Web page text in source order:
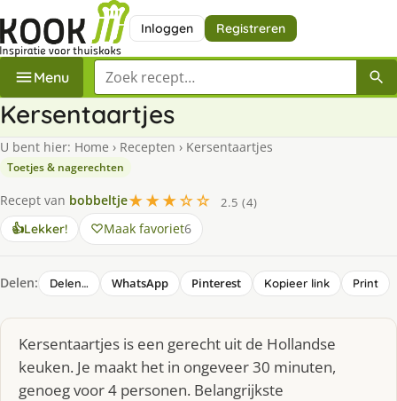
Inloggen Registreren
Menu Zoek een recept
Kersentaartjes
U bent hier: Home › Recepten › Kersentaartjes
Toetjes & nagerechten
Recept van bobbeltje★★★☆☆
2.5 (4)
👍Lekker! Maak favoriet6
Delen: Delen… WhatsApp Pinterest Kopieer link Print
Kersentaartjes is een gerecht uit de Hollandse
keuken. Je maakt het in ongeveer 30 minuten,
genoeg voor 4 personen. Belangrijkste